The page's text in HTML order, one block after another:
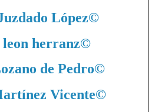
López©
herranz©
de Pedro©
Vicente©